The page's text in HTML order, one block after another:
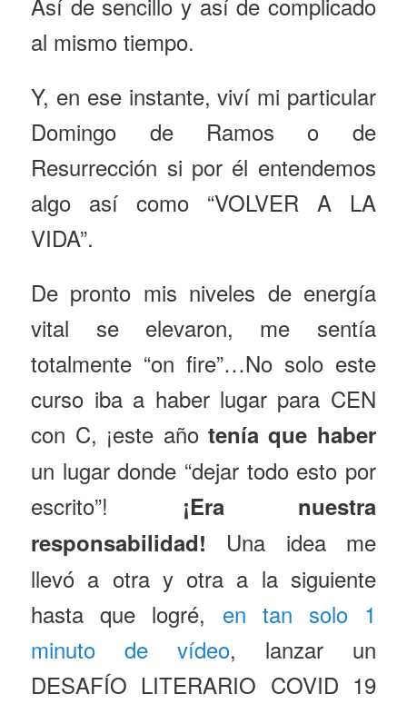
al mismo tiempo.
Y, en ese instante, viví mi particular
Domingo de Ramos o de
Resurrección si por él entendemos
algo así como “VOLVER A LA
VIDA”.
De pronto mis niveles de energía
vital se elevaron, me sentía
totalmente “on fire”…No solo este
curso iba a haber lugar para CEN
con C, ¡este año tenía que haber
un lugar donde “dejar todo esto por
escrito”! ¡Era nuestra
responsabilidad! Una idea me
llevó a otra y otra a la siguiente
hasta que logré, en tan solo 1
minuto de vídeo, lanzar un
DESAFÍO LITERARIO COVID 19